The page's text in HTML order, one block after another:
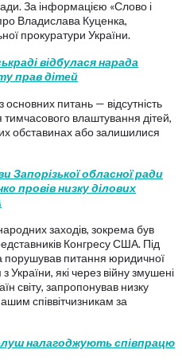
За інформацією «Слово і
Владислава Куценка,
прокуратури України.
відбулася нарада
прав дітей
питань — відсутність
тимчасового влаштування дітей,
обставинах або залишилися
Запорізької обласної ради
провів низку ділових
заходів, зокрема був
Конгресу США. Під
порушував питання юридичної
України, які через війну змушені
світу, запропонував низку
співвітчизникам за
налагоджують співпрацю